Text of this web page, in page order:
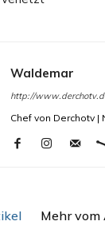
Waldemar
http://
Chef von Derchotv
Mehr vom